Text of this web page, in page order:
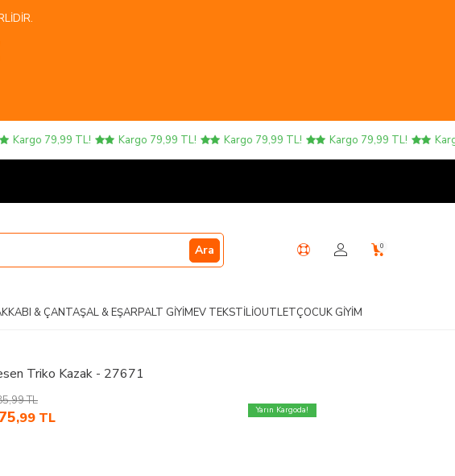
79,99 TL! Kargo 79,99 TL! Kargo 79,99 TL! Kargo 79,99 TL! Kargo
Ara 0
& ÇANTAŞAL & EŞARPALT GIYIMEV TEKSTILIOUTLETÇOCUK GIYIM
Triko Kazak - 27671
TL
,99 TL Yarın Kargoda!